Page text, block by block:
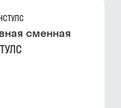
сменная